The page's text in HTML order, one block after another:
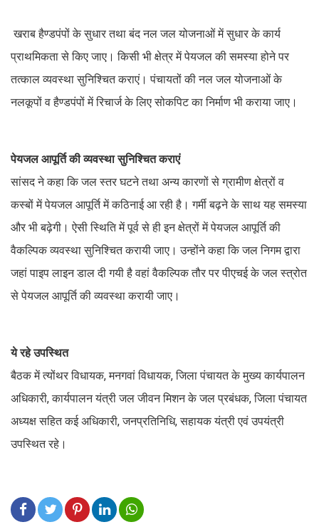
खराब हैण्डपंपों के सुधार तथा बंद नल जल योजनाओं में सुधार के कार्य
प्राथमिकता से किए जाए। किसी भी क्षेत्र में पेयजल की समस्या होने पर
तत्काल व्यवस्था सुनिश्चित कराएं। पंचायतों की नल जल योजनाओं के
नलकूपों व हैण्डपंपों में रिचार्ज के लिए सोकपिट का निर्माण भी कराया जाए।
पेयजल आपूर्ति की व्यवस्था सुनिश्चित कराएं
सांसद ने कहा कि जल स्तर घटने तथा अन्य कारणों से ग्रामीण क्षेत्रों व
कस्बों में पेयजल आपूर्ति में कठिनाई आ रही है। गर्मी बढ़ने के साथ यह समस्या
और भी बढ़ेगी। ऐसी स्थिति में पूर्व से ही इन क्षेत्रों में पेयजल आपूर्ति की
वैकल्पिक व्यवस्था सुनिश्चित करायी जाए। उन्होंने कहा कि जल निगम द्वारा
जहां पाइप लाइन डाल दी गयी है वहां वैकल्पिक तौर पर पीएचई के जल स्त्रोत
से पेयजल आपूर्ति की व्यवस्था करायी जाए।
ये रहे उपस्थित
बैठक में त्योंथर विधायक, मनगवां विधायक, जिला पंचायत के मुख्य कार्यपालन
अधिकारी, कार्यपालन यंत्री जल जीवन मिशन के जल प्रबंधक, जिला पंचायत
अध्यक्ष सहित कई अधिकारी, जनप्रतिनिधि, सहायक यंत्री एवं उपयंत्री
उपस्थित रहे।